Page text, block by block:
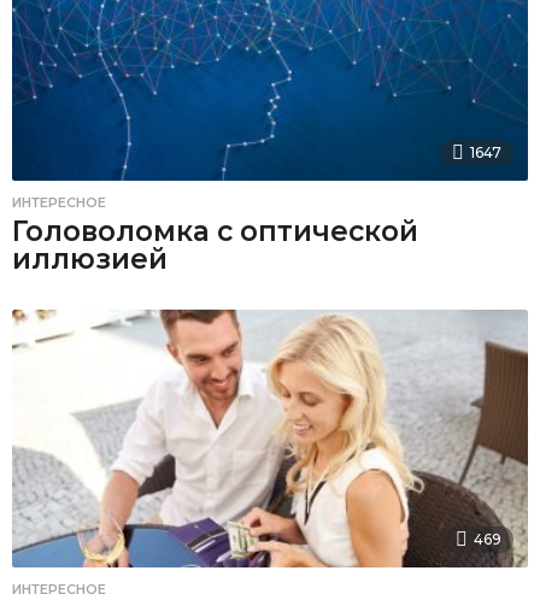
1647
ИНТЕРЕСНОЕ
Головоломка с оптической
иллюзией
469
ИНТЕРЕСНОЕ